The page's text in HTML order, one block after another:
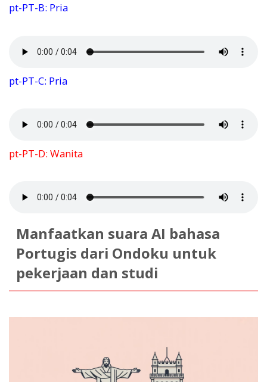
pt-PT-B: Pria
pt-PT-C: Pria
pt-PT-D: Wanita
Manfaatkan suara AI bahasa
Portugis dari Ondoku untuk
pekerjaan dan studi